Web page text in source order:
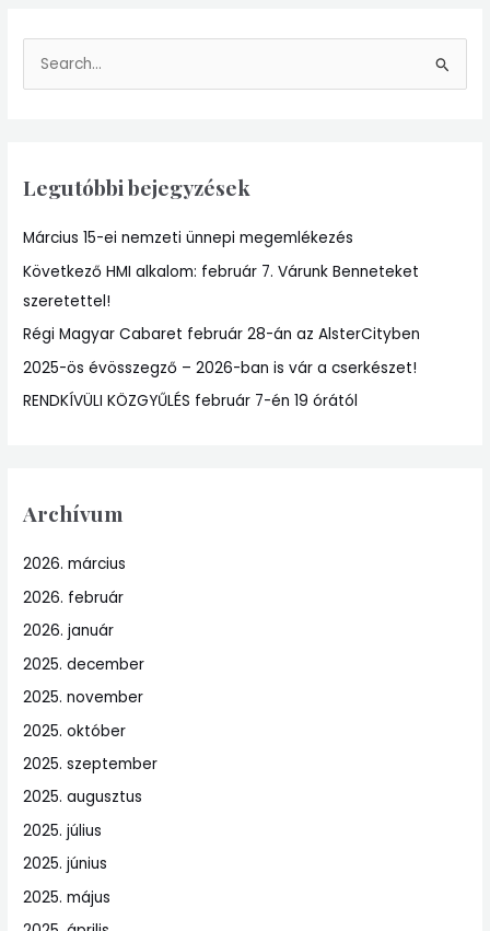
e
c
f
o
r
:
Legutóbbi bejegyzések
Március 15-ei nemzeti ünnepi megemlékezés
Következő HMI alkalom: február 7. Várunk Benneteket
szeretettel!
Régi Magyar Cabaret február 28-án az AlsterCityben
2025-ös évösszegző – 2026-ban is vár a cserkészet!
RENDKÍVÜLI KÖZGYŰLÉS február 7-én 19 órától
Archívum
2026. március
2026. február
2026. január
2025. december
2025. november
2025. október
2025. szeptember
2025. augusztus
2025. július
2025. június
2025. május